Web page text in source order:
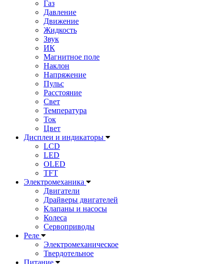
Газ
Давление
Движение
Жидкость
Звук
ИК
Магнитное поле
Наклон
Напряжение
Пульс
Расстояние
Свет
Температура
Ток
Цвет
Дисплеи и индикаторы
LCD
LED
OLED
TFT
Электромеханика
Двигатели
Драйверы двигателей
Клапаны и насосы
Колеса
Сервоприводы
Реле
Электромеханическое
Твердотельное